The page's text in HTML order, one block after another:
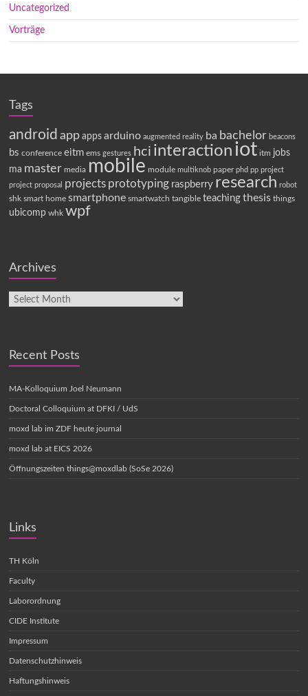
Uncategorized
Vorträge
Tags
android app apps arduino augmented reality ba bachelor beacons
bs conference eitm ems gestures hci interaction iot itm jobs
ma master media mobile module multiknob paper phd pp project
project proposal
projects prototyping raspberry research robot
shk smart home smartphone smartwatch tangible teaching thesis things
ubicomp whk wpf
Archives
Recent Posts
MA-Kolloquium Joel Neumann
Doctoral Colloquium at DFKI / UdS
moxd lab im ZDF heute journal
moxd lab at EICS 2026
Öffnungszeiten things@moxdlab (SoSe 2026)
Links
TH Köln
Faculty
Laborordnung
CIDE Institute
Impressum
Datenschutzhinweis
Haftungshinweis